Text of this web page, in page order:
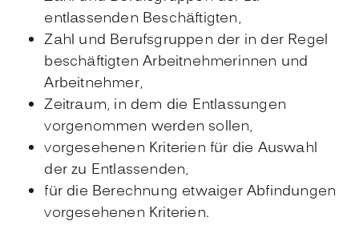
entlassenden Beschäftigten,
Zahl und Berufsgruppen der in der Regel
beschäftigten Arbeitnehmerinnen und
Arbeitnehmer,
Zeitraum, in dem die Entlassungen
vorgenommen werden sollen,
vorgesehenen Kriterien für die Auswahl
der zu Entlassenden,
für die Berechnung etwaiger Abfindungen
vorgesehenen Kriterien.